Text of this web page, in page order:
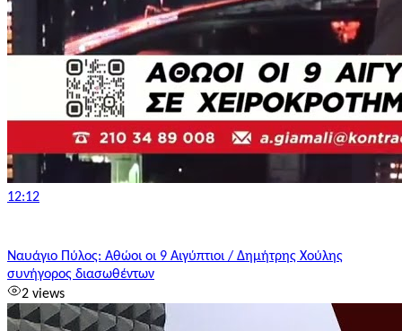
12:12
Ναυάγιο Πύλος: Αθώοι οι 9 Αιγύπτιοι / Δημήτρης Χούλης
συνήγορος διασωθέντων
2 views